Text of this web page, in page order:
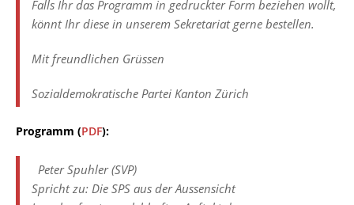
Falls Ihr das Programm in gedruckter Form beziehen wollt,
könnt Ihr diese in unserem Sekretariat gerne bestellen.
Mit freundlichen Grüssen
Sozialdemokratische Partei Kanton Zürich
Programm (PDF):
Peter Spuhler (SVP)
Spricht zu: Die SPS aus der Aussensicht